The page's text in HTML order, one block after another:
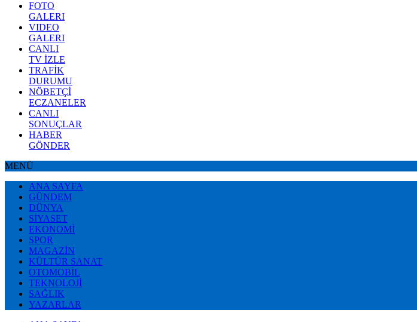
FOTO
GALERI
VIDEO
GALERI
CANLI
TV İZLE
TRAFİK
DURUMU
NÖBETÇİ
ECZANELER
CANLI
SONUÇLAR
HABER
GÖNDER
MENÜ
ANA SAYFA
GÜNDEM
DÜNYA
SİYASET
EKONOMİ
SPOR
MAGAZİN
KÜLTÜR SANAT
OTOMOBİL
TEKNOLOJİ
SAĞLIK
YAZARLAR